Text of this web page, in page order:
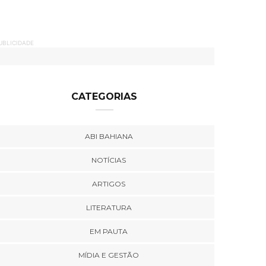
CATEGORIAS
ABI BAHIANA
NOTÍCIAS
ARTIGOS
LITERATURA
EM PAUTA
MÍDIA E GESTÃO